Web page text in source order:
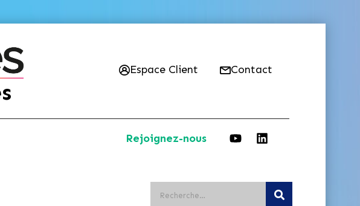
Espace Client Contact
Rejoignez-nous